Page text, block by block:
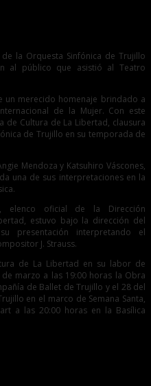
la Orquesta Sinfónica de Trujillo
al público que asistió al Teatro
un merecido homenaje brindado a
de la Mujer. Con este
de Cultura de La Libertad, clausura
de Trujillo en su temporada de
Mendoza y Katsuhiro Váscones,
una de sus interpretaciones en la
elenco oficial de la Dirección
estuvo bajo la dirección del
presentación interpretando el
J. Strauss.
de La Libertad en su labor de
marzo a las 19:00 horas la Obra
de Ballet de Trujillo y el 28 del
en el marco de Semana Santa,
a las 20:00 horas en la Basílica